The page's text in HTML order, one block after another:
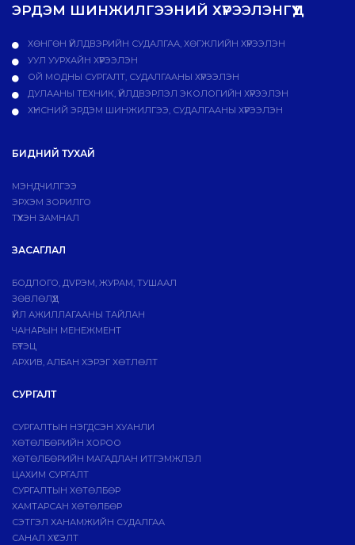
ЭРДЭМ ШИНЖИЛГЭЭНИЙ ХҮРЭЭЛЭНГҮҮД
ХӨНГӨН ҮЙЛДВЭРИЙН СУДАЛГАА, ХӨГЖЛИЙН ХҮРЭЭЛЭН
УУЛ УУРХАЙН ХҮРЭЭЛЭН
ОЙ МОДНЫ СУРГАЛТ, СУДАЛГААНЫ ХҮРЭЭЛЭН
ДУЛААНЫ ТЕХНИК, ҮЙЛДВЭРЛЭЛ ЭКОЛОГИЙН ХҮРЭЭЛЭН
ХҮНСНИЙ ЭРДЭМ ШИНЖИЛГЭЭ, СУДАЛГААНЫ ХҮРЭЭЛЭН
БИДНИЙ ТУХАЙ
МЭНДЧИЛГЭЭ
ЭРХЭМ ЗОРИЛГО
ТҮҮХЭН ЗАМНАЛ
ЗАСАГЛАЛ
БОДЛОГО, ДVРЭМ, ЖУРАМ, ТУШААЛ
ЗӨВЛӨЛҮҮД
ҮЙЛ АЖИЛЛАГААНЫ ТАЙЛАН
ЧАНАРЫН МЕНЕЖМЕНТ
БҮТЭЦ
АРХИВ, АЛБАН ХЭРЭГ ХӨТЛӨЛТ
СУРГАЛТ
СУРГАЛТЫН НЭГДСЭН ХУАНЛИ
ХӨТӨЛБӨРИЙН ХОРОО
ХӨТӨЛБӨРИЙН МАГАДЛАН ИТГЭМЖЛЭЛ
ЦАХИМ СУРГАЛТ
СУРГАЛТЫН ХӨТӨЛБӨР
ХАМТАРСАН ХӨТӨЛБӨР
СЭТГЭЛ ХАНАМЖИЙН СУДАЛГАА
САНАЛ ХҮСЭЛТ